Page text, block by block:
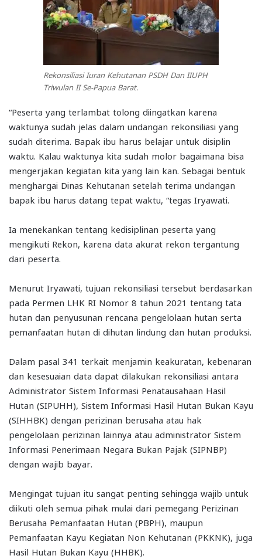
Rekonsiliasi Iuran Kehutanan PSDH Dan IIUPH
Triwulan II Se-Papua Barat.
“Peserta yang terlambat tolong diingatkan karena
waktunya sudah jelas dalam undangan rekonsiliasi yang
sudah diterima. Bapak ibu harus belajar untuk disiplin
waktu. Kalau waktunya kita sudah molor bagaimana bisa
mengerjakan kegiatan kita yang lain kan. Sebagai bentuk
menghargai Dinas Kehutanan setelah terima undangan
bapak ibu harus datang tepat waktu, “tegas Iryawati.
Ia menekankan tentang kedisiplinan peserta yang
mengikuti Rekon, karena data akurat rekon tergantung
dari peserta.
Menurut Iryawati, tujuan rekonsiliasi tersebut berdasarkan
pada Permen LHK RI Nomor 8 tahun 2021 tentang tata
hutan dan penyusunan rencana pengelolaan hutan serta
pemanfaatan hutan di dihutan lindung dan hutan produksi.
Dalam pasal 341 terkait menjamin keakuratan, kebenaran
dan kesesuaian data dapat dilakukan rekonsiliasi antara
Administrator Sistem Informasi Penatausahaan Hasil
Hutan (SIPUHH), Sistem Informasi Hasil Hutan Bukan Kayu
(SIHHBK) dengan perizinan berusaha atau hak
pengelolaan perizinan lainnya atau administrator Sistem
Informasi Penerimaan Negara Bukan Pajak (SIPNBP)
dengan wajib bayar.
Mengingat tujuan itu sangat penting sehingga wajib untuk
diikuti oleh semua pihak mulai dari pemegang Perizinan
Berusaha Pemanfaatan Hutan (PBPH), maupun
Pemanfaatan Kayu Kegiatan Non Kehutanan (PKKNK), juga
Hasil Hutan Bukan Kayu (HHBK).